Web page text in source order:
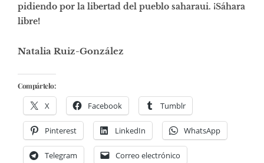
pidiendo por la libertad del pueblo saharaui. ¡Sáhara
libre!
Natalia Ruiz-González
Compártelo:
X Facebook Tumblr
Pinterest LinkedIn WhatsApp
Telegram Correo electrónico